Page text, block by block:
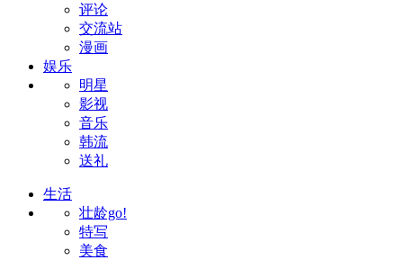
评论
交流站
漫画
娱乐
明星
影视
音乐
韩流
送礼
生活
壮龄go!
特写
美食